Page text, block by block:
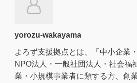
yorozu-wakayama
よろず支援拠点とは、「中小企業
NPO法人・一般社団法人・社会福
業・小規模事業者に類する方、創